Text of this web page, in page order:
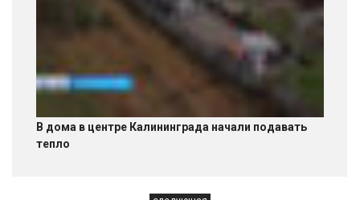
В дома в центре Калининграда начали подавать
тепло